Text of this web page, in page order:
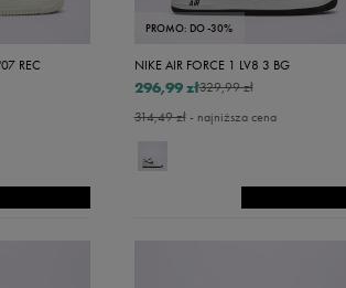
REC
PROMO: DO -30%
NIKE AIR FORCE 1 LV8 3 BG
329,99 zł
296,99 zł
314,49 zł- najniższa cena